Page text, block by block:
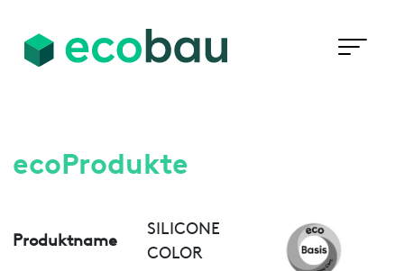
ecoProdukte
Produktname
SILICONE
COLOR